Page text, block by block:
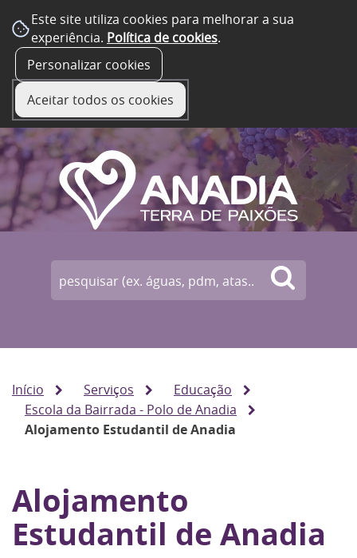
Este site utiliza cookies para melhorar a sua
experiência. Política de cookies.
Personalizar cookies
Aceitar todos os cookies
Início Serviços
Educação
Escola da Bairrada - Polo de Anadia
Alojamento Estudantil de Anadia
Alojamento
Estudantil de Anadia